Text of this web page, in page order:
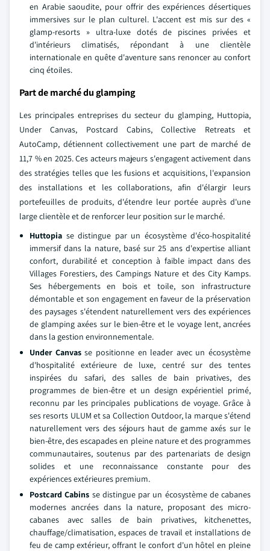
en Arabie saoudite, pour offrir des expériences désertiques
immersives sur le plan culturel. L'accent est mis sur des «
glamp-resorts » ultra-luxe dotés de piscines privées et
d'intérieurs climatisés, répondant à une clientèle
internationale en quête d'aventure sans renoncer au confort
cinq étoiles.
Part de marché du glamping
Les principales entreprises du secteur du glamping, Huttopia,
Under Canvas, Postcard Cabins, Collective Retreats et
AutoCamp, détiennent collectivement une part de marché de
11,7 % en 2025. Ces acteurs majeurs s'engagent activement dans
des stratégies telles que les fusions et acquisitions, l'expansion
des installations et les collaborations, afin d'élargir leurs
portefeuilles de produits, d'étendre leur portée auprès d'une
large clientèle et de renforcer leur position sur le marché.
Huttopia se distingue par un écosystème d'éco-hospitalité
immersif dans la nature, basé sur 25 ans d'expertise alliant
confort, durabilité et conception à faible impact dans des
Villages Forestiers, des Campings Nature et des City Kamps.
Ses hébergements en bois et toile, son infrastructure
démontable et son engagement en faveur de la préservation
des paysages s'étendent naturellement vers des expériences
de glamping axées sur le bien-être et le voyage lent, ancrées
dans la gestion environnementale.
Under Canvasse positionne en leader avec un écosystème
d'hospitalité extérieure de luxe, centré sur des tentes
inspirées du safari, des salles de bain privatives, des
programmes de bien-être et un design expérientiel primé,
reconnu par les principales publications de voyage. Grâce à
ses resorts ULUM et sa Collection Outdoor, la marque s'étend
naturellement vers des séjours haut de gamme axés sur le
bien-être, des escapades en pleine nature et des programmes
communautaires, soutenus par des partenariats de design
solides et une reconnaissance constante pour des
expériences extérieures premium.
Postcard Cabins se distingue par un écosystème de cabanes
modernes ancrées dans la nature, proposant des micro-
cabanes avec salles de bain privatives, kitchenettes,
chauffage/climatisation, espaces de travail et installations de
feu de camp extérieur, offrant le confort d'un hôtel en pleine